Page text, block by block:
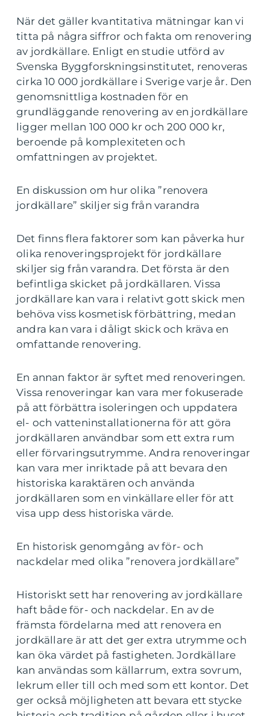
När det gäller kvantitativa mätningar kan vi
titta på några siffror och fakta om renovering
av jordkällare. Enligt en studie utförd av
Svenska Byggforskningsinstitutet, renoveras
cirka 10 000 jordkällare i Sverige varje år. Den
genomsnittliga kostnaden för en
grundläggande renovering av en jordkällare
ligger mellan 100 000 kr och 200 000 kr,
beroende på komplexiteten och
omfattningen av projektet.
En diskussion om hur olika ”renovera
jordkällare” skiljer sig från varandra
Det finns flera faktorer som kan påverka hur
olika renoveringsprojekt för jordkällare
skiljer sig från varandra. Det första är den
befintliga skicket på jordkällaren. Vissa
jordkällare kan vara i relativt gott skick men
behöva viss kosmetisk förbättring, medan
andra kan vara i dåligt skick och kräva en
omfattande renovering.
En annan faktor är syftet med renoveringen.
Vissa renoveringar kan vara mer fokuserade
på att förbättra isoleringen och uppdatera
el- och vatteninstallationerna för att göra
jordkällaren användbar som ett extra rum
eller förvaringsutrymme. Andra renoveringar
kan vara mer inriktade på att bevara den
historiska karaktären och använda
jordkällaren som en vinkällare eller för att
visa upp dess historiska värde.
En historisk genomgång av för- och
nackdelar med olika ”renovera jordkällare”
Historiskt sett har renovering av jordkällare
haft både för- och nackdelar. En av de
främsta fördelarna med att renovera en
jordkällare är att det ger extra utrymme och
kan öka värdet på fastigheten. Jordkällare
kan användas som källarrum, extra sovrum,
lekrum eller till och med som ett kontor. Det
ger också möjligheten att bevara ett stycke